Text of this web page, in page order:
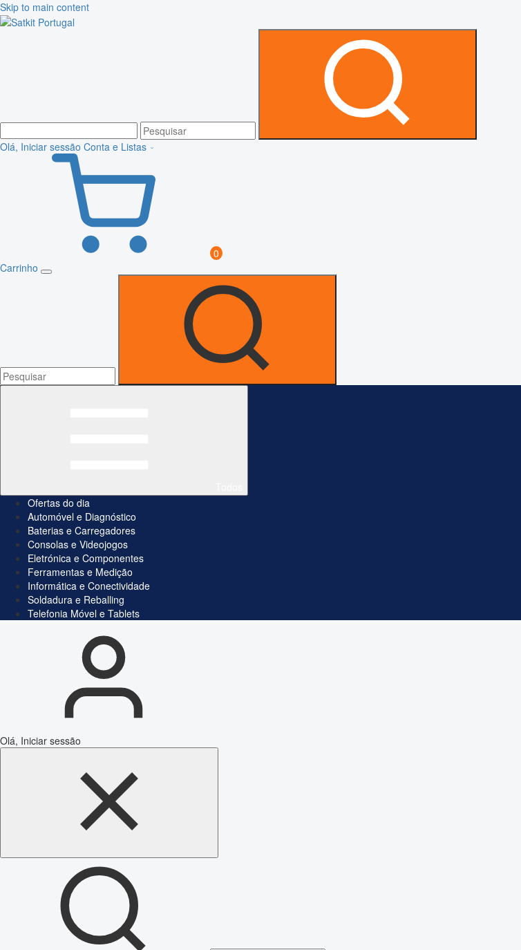
Skip to main content
Olá, Iniciar sessão Conta e Listas
0
Carrinho
Ofertas do dia
Automóvel e Diagnóstico
Baterias e Carregadores
Consolas e Videojogos
Eletrónica e Componentes
Ferramentas e Medição
Informática e Conectividade
Soldadura e Reballing
Telefonia Móvel e Tablets
Olá, Iniciar sessão